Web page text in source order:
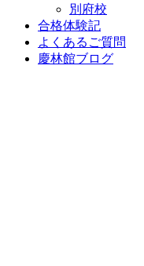
別府校
合格体験記
よくあるご質問
慶林館ブログ